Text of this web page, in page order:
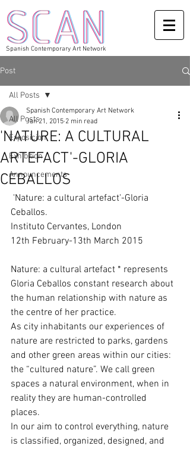
Spanish Contemporary Art Network
Post
All Posts
Exposicion
Exhibition
Announcements
All Posts
'NATURE: A CULTURAL
ARTEFACT'-GLORIA
CEBALLOS
Spanish Contemporary Art Network
Jan 21, 2015 2 min read
Ceballos.
Instituto Cervantes, London
12th February-13th March 2015
Nature: a cultural artefact * represents
Gloria Ceballos constant research about
the human relationship with nature as
the centre of her practice.
As city inhabitants our experiences of
nature are restricted to parks, gardens
and other green areas within our cities:
the “cultured nature”. We call green
spaces a natural environment, when in
reality they are human-controlled
places.
In our aim to control everything, nature
is classified, organized, designed, and